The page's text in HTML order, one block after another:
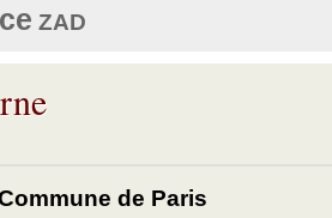
ZAD
de Paris